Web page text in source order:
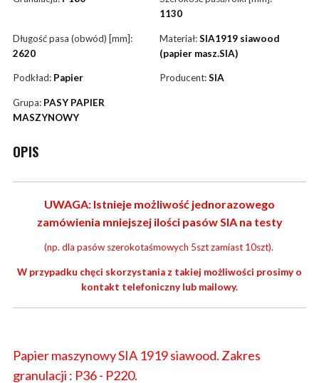
1130
Długość pasa (obwód) [mm]:
2620
Materiał:SIA1919 siawood
(papier masz.SIA)
Podkład: Papier Producent:SIA
Grupa: PASY PAPIER
MASZYNOWY
OPIS
UWAGA: Istnieje możliwość jednorazowego
zamówienia mniejszej ilości pasów SIA na testy
(np. dla pasów szerokotaśmowych 5szt zamiast 10szt).
W przypadku chęci skorzystania z takiej możliwości prosimy o
kontakt telefoniczny lub mailowy.
Papier maszynowy SIA 1919 siawood. Zakres
granulacji : P36 - P220.